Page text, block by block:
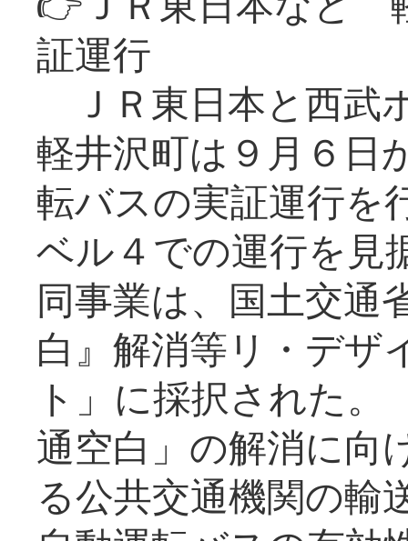
証運行
ＪＲ東日本と西武
軽井沢町は９月６日
転バスの実証運行を
ベル４での運行を見
同事業は、国土交通
白』解消等リ・デザ
ト」に採択された
通空白」の解消に向
る公共交通機関の輸